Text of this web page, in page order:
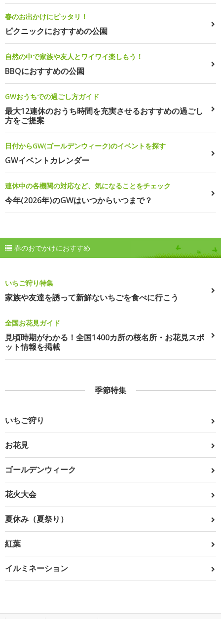
春のお出かけにピッタリ！
ピクニックにおすすめの公園
自然の中で家族や友人とワイワイ楽しもう！
BBQにおすすめの公園
GWおうちでの過ごし方ガイド
最大12連休のおうち時間を充実させるおすすめの過ごし
方をご提案
日付からGW(ゴールデンウィーク)のイベントを探す
GWイベントカレンダー
連休中の各機関の対応など、気になることをチェック
今年(2026年)のGWはいつからいつまで？
春のおでかけにおすすめ
いちご狩り特集
家族や友達を誘って新鮮ないちごを食べに行こう
全国お花見ガイド
見頃時期がわかる！全国1400カ所の桜名所・お花見スポ
ット情報を掲載
季節特集
いちご狩り
お花見
ゴールデンウィーク
花火大会
夏休み（夏祭り）
紅葉
イルミネーション